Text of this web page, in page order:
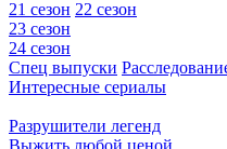
21 сезон 22 сезон
23 сезон
24 сезон
Спец выпуски
Интересные сериалы
Разрушители легенд
Выжить любой ценой